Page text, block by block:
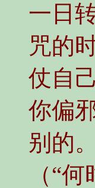
一日
咒的
仗自
你偏
别的
（“